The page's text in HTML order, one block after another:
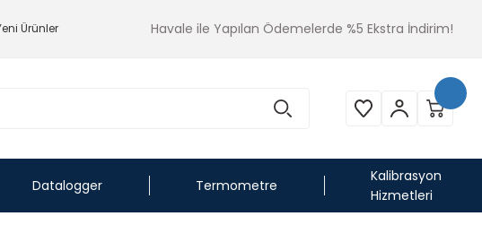
Ürünler Havale ile Yapılan Ödemelerde %5 Ekstra İndirim!
Datalogger Termometre
Kalibrasyon
Hizmetleri